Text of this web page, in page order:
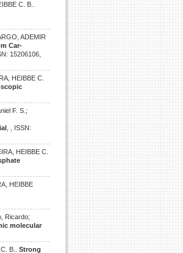
C. B..
ADEMIR
Car-
15206106,
HEIBBE C.
F. S.;
, , ISSN:
HEIBBE C.
HEIBBE
Ricardo;
molecular
B.. Strong